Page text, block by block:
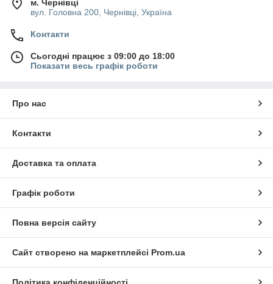
м. Чернівці
вул. Головна 200, Чернівці, Україна
Контакти
Сьогодні працює з 09:00 до 18:00
Показати весь графік роботи
Про нас
Контакти
Доставка та оплата
Графік роботи
Повна версія сайту
Сайт створено на маркетплейсі Prom.ua